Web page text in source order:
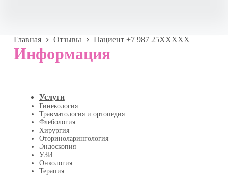
Главная Отзывы Пациент +7 987 25XXXXX
Информация
Услуги
Гинекология
Травматология и ортопедия
Флебология
Хирургия
Оториноларингология
Эндоскопия
УЗИ
Онкология
Терапия